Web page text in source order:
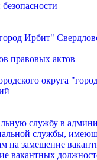
Ирбит"
правовых актов
округа
службу в
службы,
на замещение
вакантных